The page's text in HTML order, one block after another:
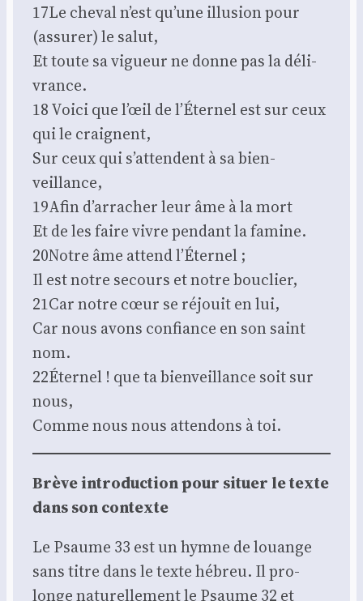
17Le che­val n’est qu’une illu­sion pour
(assu­rer) le salut,
Et toute sa vigueur ne donne pas la déli­
vrance.
18 Voi­ci que l’œil de l’É­ter­nel est sur ceux
qui le craignent,
Sur ceux qui s’at­tendent à sa bien­
veillance,
19Afin d’ar­ra­cher leur âme à la mort
Et de les faire vivre pen­dant la famine.
20Notre âme attend l’É­ter­nel ;
Il est notre secours et notre bou­clier,
21Car notre cœur se réjouit en lui,
Car nous avons confiance en son saint
nom.
22Éternel ! que ta bien­veillance soit sur
nous,
Comme nous nous atten­dons à toi.
Brève intro­duc­tion pour situer le texte
dans son contexte
Le Psaume 33 est un hymne de louange
sans titre dans le texte hébreu. Il pro­
longe natu­rel­le­ment le Psaume 32 et